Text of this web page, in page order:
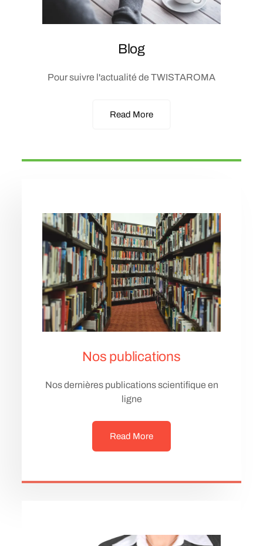
Blog
Pour suivre l'actualité de TWISTAROMA
Read More
Nos publications
Nos dernières publications scientifique en
ligne
Read More